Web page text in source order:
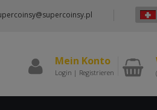
Mein Konto
Login | Registrieren